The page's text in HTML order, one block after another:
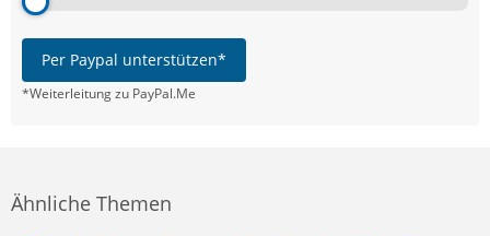
Per Paypal unterstützen*
*Weiterleitung zu PayPal.Me
Ähnliche Themen